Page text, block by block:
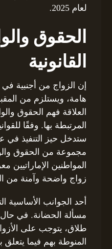
لعام 2025.
الحقوق
القانونية
إن الزواج من أجنبية في
هامة، ويستلزم من
العلاقة فهم الحقوق
المرتبطة بها. وفقًا
مجموعة من الحقوق
المواطنين الإماراتيين
زواج واضحة وآمنة من
أحد الجوانب الأساسية
مسألة الحضانة. في
طلاق، يتوجب على
المنوطة بهم فيما يتعلق